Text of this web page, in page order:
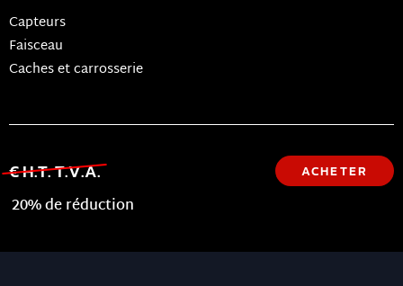
Capteurs
Faisceau
Caches et carrosserie
€ H.T. T.V.A. ACHETER
20% de réduction